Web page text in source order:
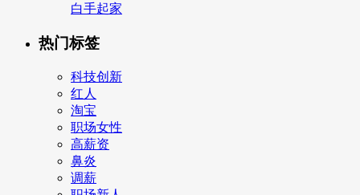
白手起家
热门标签
科技创新
红人
淘宝
职场女性
高薪资
鼻炎
调薪